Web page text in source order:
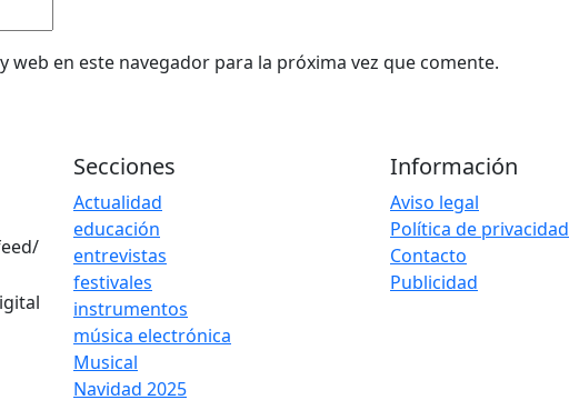
en este navegador para la próxima vez que comente.
Secciones
Actualidad
educación
entrevistas
festivales
instrumentos
música electrónica
Musical
Navidad 2025
Información
Aviso legal
Política de privacidad
Contacto
Publicidad